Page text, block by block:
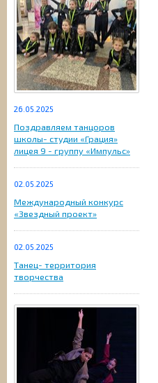
26.05.2025
Поздравляем танцоров
школы- студии «Грация»
лицея 9 - группу «Импульс»
02.05.2025
Международный конкурс
«Звездный проект»
02.05.2025
Танец- территория
творчества